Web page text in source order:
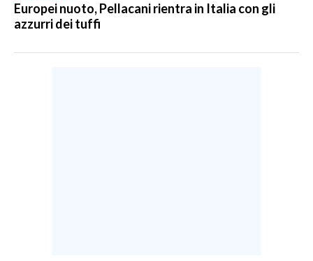
Europei nuoto, Pellacani rientra in Italia con gli
azzurri dei tuffi